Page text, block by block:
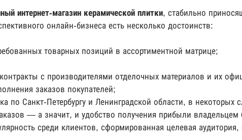
интернет-магазин керамической плитки, стабильно
онлайн-бизнеса есть несколько достоинств:
товарных позиций в ассортиментной матрице;
с производителями отделочных материалов и их
заказов покупателей;
по Санкт-Петербургу и Ленинградской области, в некоторых
— а значит, и удобство получения прибыли владельцем
среди клиентов, сформированная целевая